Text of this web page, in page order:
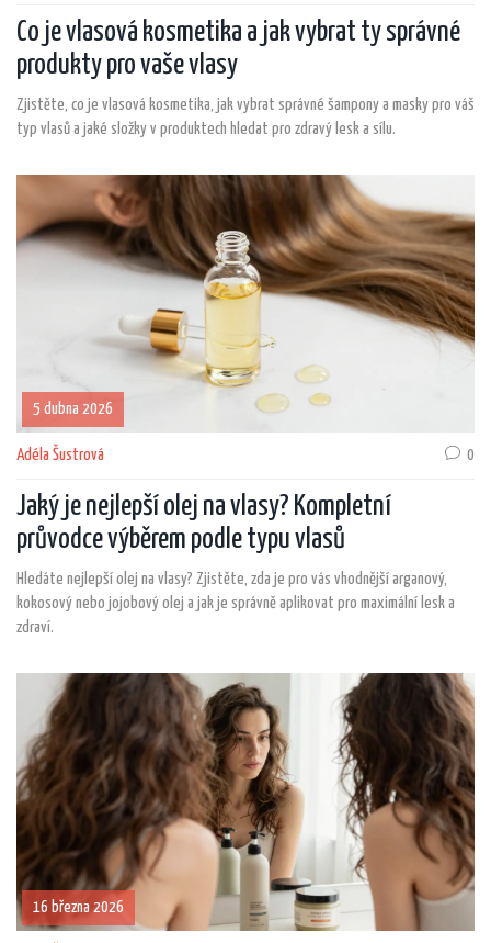
Co je vlasová kosmetika a jak vybrat ty správné
produkty pro vaše vlasy
Zjistěte, co je vlasová kosmetika, jak vybrat správné šampony a masky pro váš
typ vlasů a jaké složky v produktech hledat pro zdravý lesk a sílu.
5 dubna 2026
Adéla Šustrová 0
Jaký je nejlepší olej na vlasy? Kompletní
průvodce výběrem podle typu vlasů
Hledáte nejlepší olej na vlasy? Zjistěte, zda je pro vás vhodnější arganový,
kokosový nebo jojobový olej a jak je správně aplikovat pro maximální lesk a
zdraví.
16 března 2026